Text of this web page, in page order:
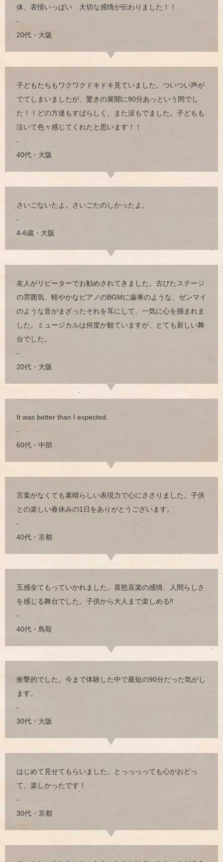
体、表情いっぱい 大切な感情が伝わりました！！
-
20代・大阪
子どもたちもワクワクドキドキ見ていました。ついつい声が
でてしまいましたが、驚きの展開に90分あっという間でし
た！！どの方達もすばらしく、また涙もでました。子どもも
泣いて色々感じてくれたと思います！！
-
40代・大阪
さいごないたよ。さいごたのしかったよ。
-
4-6歳・大阪
友人がリピーターでお勧めされてきました。古びたステージ
の雰囲気、軽やかなピアノのBGMに歯車のような、ゼンマイ
のような音がまざったそれを耳にして、一気に心を掴まれま
した。ミュージカルは何度か観ていますが、とても新しい舞
台でした。
-
20代・大阪
It was better than I expected.
-
60代・中部
言葉がなくても素晴らしい表現力で心にささりました。子供
との楽しい春休みの1日をありがとうございます。
-
40代・京都
五感全てもっていかれました。喜怒哀楽の感情、人間らしさ
を感じる舞台でした。子供から大人まで楽しめる‼︎
-
40代・鳥取
衝撃的でした。今まで体験した中で最短の90分だった気がし
ます。
-
30代・大阪
はじめて見せてもらいました。とっっっっても心がおどっ
て、楽しかったです！
-
30代・京都